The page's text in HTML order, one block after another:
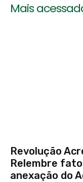
Mais
Revolução
Relembre
anexação do